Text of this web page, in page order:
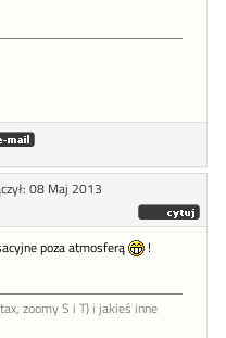
08 Maj 2013
poza atmosferą
!
zoomy S i T) i jakieś inne